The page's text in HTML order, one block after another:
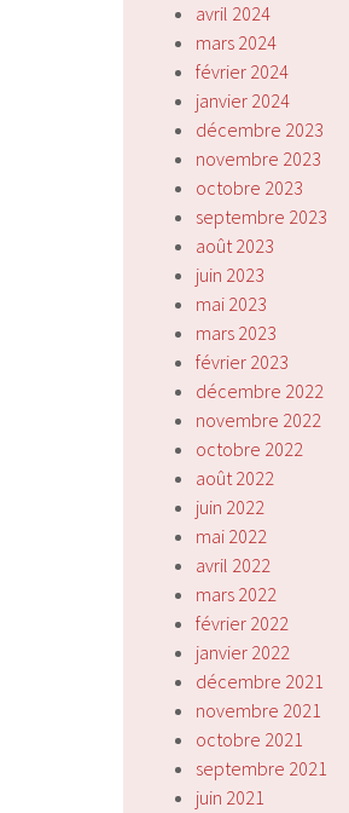
avril 2024
mars 2024
février 2024
janvier 2024
décembre 2023
novembre 2023
octobre 2023
septembre 2023
août 2023
juin 2023
mai 2023
mars 2023
février 2023
décembre 2022
novembre 2022
octobre 2022
août 2022
juin 2022
mai 2022
avril 2022
mars 2022
février 2022
janvier 2022
décembre 2021
novembre 2021
octobre 2021
septembre 2021
juin 2021